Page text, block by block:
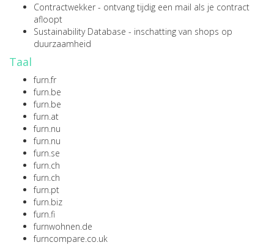
Contractwekker - ontvang tijdig een mail als je contract
afloopt
Sustainability Database - inschatting van shops op
duurzaamheid
Taal
furn.fr
furn.be
furn.be
furn.at
furn.nu
furn.nu
furn.se
furn.ch
furn.ch
furn.pt
furn.biz
furn.fi
furnwohnen.de
furncompare.co.uk